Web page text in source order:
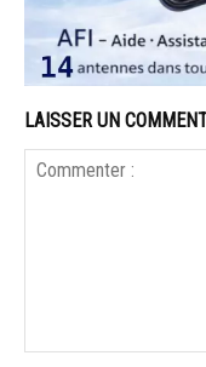
LAISSER UN